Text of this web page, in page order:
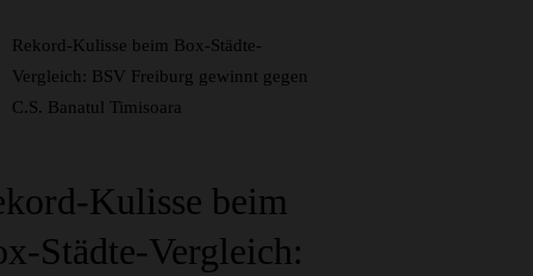
Rekord-Kulisse beim Box-Städte-
Vergleich: BSV Freiburg gewinnt gegen
C.S. Banatul Timisoara
Kulisse beim
Städte-Vergleich: